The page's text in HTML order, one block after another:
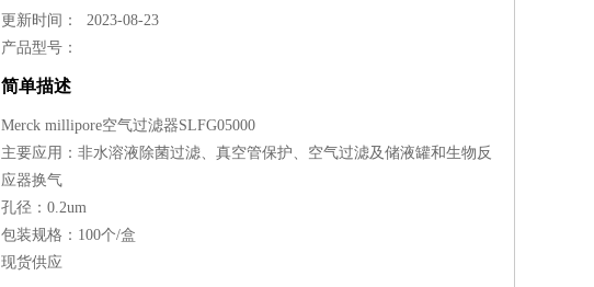
更新时间： 2023-08-23
产品型号：
简单描述
Merck millipore空气过滤器SLFG05000
主要应用：非水溶液除菌过滤、真空管保护、空气过滤及储液罐和生物反
应器换气
孔径：0.2um
包装规格：100个/盒
现货供应